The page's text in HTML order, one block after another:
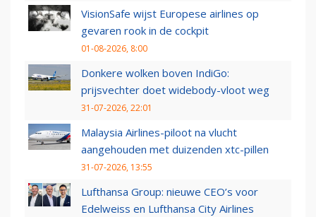
VisionSafe wijst Europese airlines op
gevaren rook in de cockpit
01-08-2026, 8:00
Donkere wolken boven IndiGo:
prijsvechter doet widebody-vloot weg
31-07-2026, 22:01
Malaysia Airlines-piloot na vlucht
aangehouden met duizenden xtc-pillen
31-07-2026, 13:55
Lufthansa Group: nieuwe CEO’s voor
Edelweiss en Lufthansa City Airlines